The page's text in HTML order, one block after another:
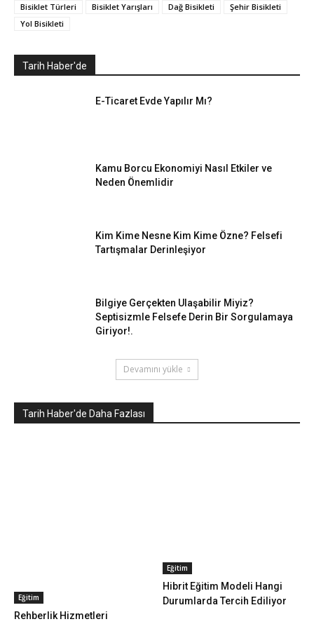
Bisiklet Türleri
Bisiklet Yarışları Dağ Bisikleti
Şehir Bisikleti
Yol Bisikleti
Tarih Haber'de
E-Ticaret Evde Yapılır Mı?
Kamu Borcu Ekonomiyi Nasıl Etkiler ve
Neden Önemlidir
Kim Kime Nesne Kim Kime Özne? Felsefi
Tartışmalar Derinleşiyor
Bilgiye Gerçekten Ulaşabilir Miyiz?
Septisizmle Felsefe Derin Bir Sorgulamaya
Giriyor!.
Devamını yükle
Tarih Haber'de Daha Fazlası
Eğitim
Rehberlik Hizmetleri
Eğitim
Hibrit Eğitim Modeli Hangi
Durumlarda Tercih Ediliyor